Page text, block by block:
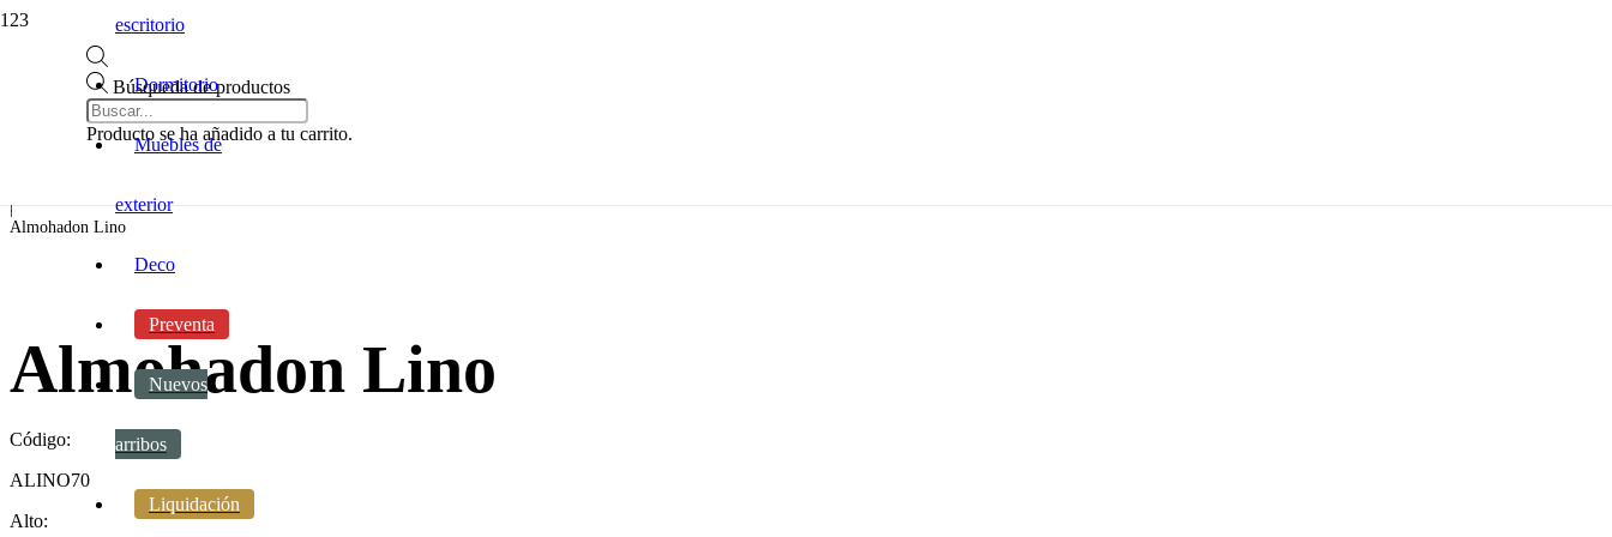
Búsqueda de productos
Producto se ha añadido a tu carrito.
escritorio
Dormitorio
Muebles de
exterior
Deco
Preventa
Nuevos
arribos
Liquidación
|
Almohadon Lino
Almohadon Lino
Código:
ALINO70
Alto: